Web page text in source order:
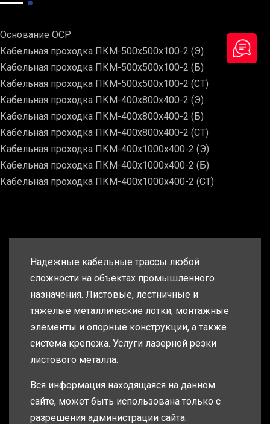
Основание ОСР
Кабельная проходка ПКМ-500х500х100-2 (Э)
Кабельная проходка ПКМ-500х500х100-2 (Б)
Кабельная проходка ПКМ-500х500х100-2 (СТ)
Кабельная проходка ПКМ-400х800х400-2 (Э)
Кабельная проходка ПКМ-400х800х400-2 (Б)
Кабельная проходка ПКМ-400х800х400-2 (СТ)
Кабельная проходка ПКМ-400х1000х400-2 (Э)
Кабельная проходка ПКМ-400х1000х400-2 (Б)
Кабельная проходка ПКМ-400х1000х400-2 (СТ)
Надежные кабельные трассы любой
сложности на объектах промышленного
назначения. Листовые, лестничные и
тяжелые металлические лотки, монтажные
элементы и опорные конструкции, а также
система крепежа. Услуги лазерной резки
листового металла.
Вся информация находящаяся на данном
сайте, может быть использована только с
разрешения администрации сайта.